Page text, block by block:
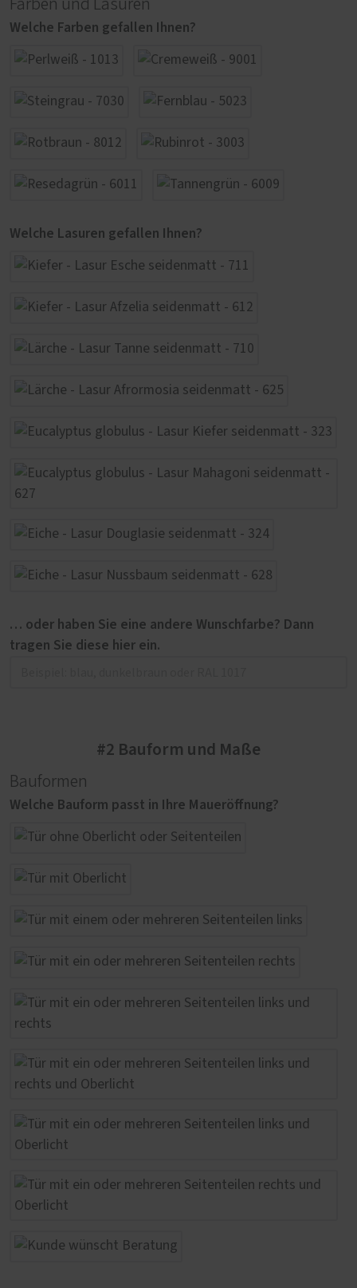
Farben und Lasuren
Welche Farben gefallen Ihnen?
Welche Lasuren gefallen Ihnen?
… oder haben Sie eine andere Wunschfarbe? Dann
tragen Sie diese hier ein.
#2 Bauform und Maße
Bauformen
Welche Bauform passt in Ihre Maueröffnung?